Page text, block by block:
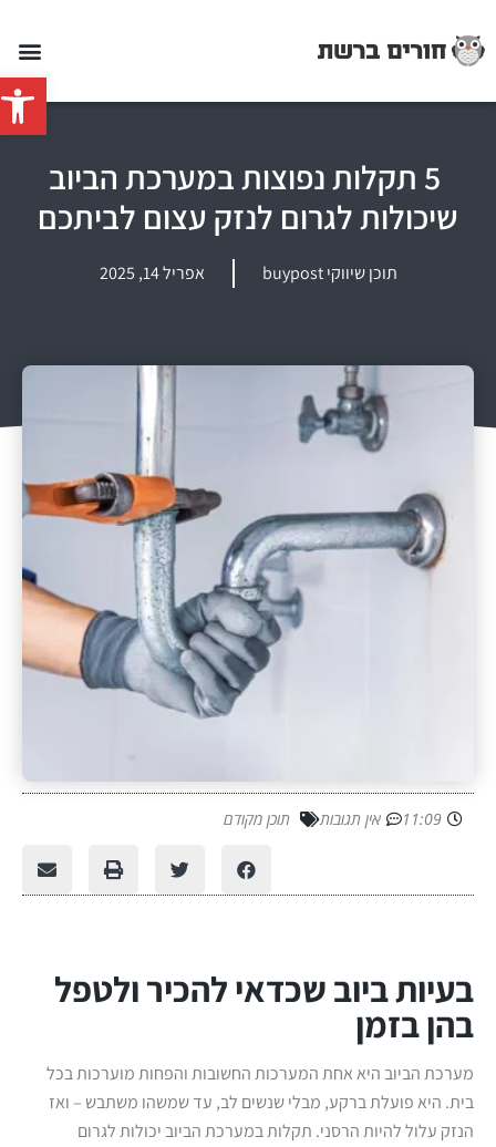
פתח
5 תקלות נפוצות במערכת הביוב
שיכולות לגרום לנזק עצום לביתכם
תוכן שיווקי buypost אפריל 14, 2025
11:09 אין תגובות תוכן מקודם
בעיות ביוב שכדאי להכיר ולטפל
בהן בזמן
מערכת הביוב היא אחת המערכות החשובות והפחות מוערכות בכל
בית. היא פועלת ברקע, מבלי שנשים לב, עד שמשהו משתבש – ואז
הנזק עלול להיות הרסני. תקלות במערכת הביוב יכולות לגרום